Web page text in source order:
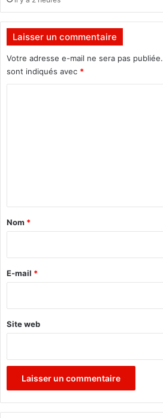
A
n
a
t
Laisser un commentaire
Votre adresse e-mail ne sera pas publiée.
sont indiqués avec *
a
e
Nom *
E-mail *
Site web